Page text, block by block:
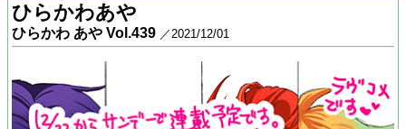
ひらかわあや
ひらかわ あや Vol.439 ／2021/12/01